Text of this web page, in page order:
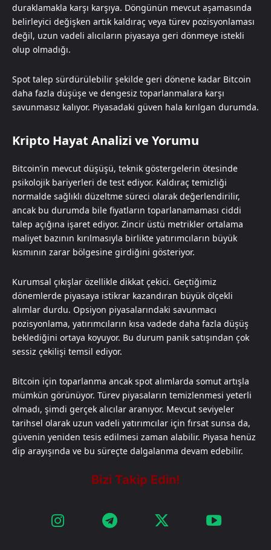
duraklamakla karşı karşıya. Döngünün mevcut aşamasında
belirleyici değişken artık kaldıraç veya türev pozisyonlaması
değil, uzun vadeli alıcıların piyasaya geri dönmeye istekli
olup olmadığı.
Spot talep sürdürülebilir şekilde geri dönene kadar Bitcoin
daha fazla düşüşe ve dengesiz toparlanmalara karşı
savunmasız kalıyor. Piyasadaki güven hala kırılgan durumda.
Kripto Hayat Analizi ve Yorumu
Bitcoin’in mevcut düşüşü, teknik göstergelerin ötesinde
psikolojik bariyerleri de test ediyor. Kaldıraç temizliği
normalde sağlıklı düzeltme süreci olarak değerlendirilir,
ancak bu durumda bile fiyatların toparlanamaması ciddi
talep açığına işaret ediyor. Zincir üstü metrikler ortalama
maliyet bazının kırılmasıyla birlikte yatırımcıların büyük
kısmının zarar bölgesine girdiğini gösteriyor.
Kurumsal çıkışlar özellikle dikkat çekici. Geçtiğimiz
dönemlerde piyasaya istikrar kazandıran büyük ölçekli
alımlar durdu. Opsiyon piyasalarındaki savunmacı
pozisyonlama, yatırımcıların kısa vadede daha fazla düşüş
beklediğini ortaya koyuyor. Bu durum panik satışından çok
sessiz çekilişi temsil ediyor.
Bitcoin için toparlanma ancak spot alımlarda somut artışla
mümkün görünüyor. Türev piyasaların temizlenmesi yeterli
olmadı, şimdi gerçek alıcılar aranıyor. Mevcut seviyeler
tarihsel olarak uzun vadeli yatırımcılar için fırsat sunsa da,
güvenin yeniden tesis edilmesi zaman alabilir. Piyasa henüz
dip arayışında ve bu süreçte dalgalanma devam edebilir.